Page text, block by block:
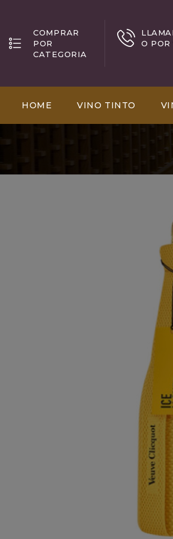
COMPRAR
POR
CATEGORIA
O POR
HOME VINO TINTO